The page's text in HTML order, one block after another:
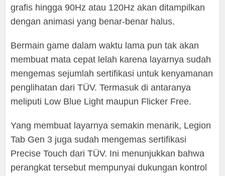
grafis hingga 90Hz atau 120Hz akan ditampilkan
dengan animasi yang benar-benar halus.
Bermain game dalam waktu lama pun tak akan
membuat mata cepat lelah karena layarnya sudah
mengemas sejumlah sertifikasi untuk kenyamanan
penglihatan dari TÜV. Termasuk di antaranya
meliputi Low Blue Light maupun Flicker Free.
Yang membuat layarnya semakin menarik, Legion
Tab Gen 3 juga sudah mengemas sertifikasi
Precise Touch dari TÜV. Ini menunjukkan bahwa
perangkat tersebut mempunyai dukungan kontrol